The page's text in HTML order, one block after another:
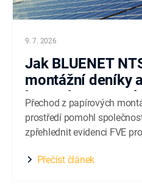
9. 7. 2026
Jak BLUENET
montážní deníky
kontrolu FVE
Přechod z papírových
prostředí pomohl
zpřehlednit evidenci FVE
managementem.
Přečíst článek